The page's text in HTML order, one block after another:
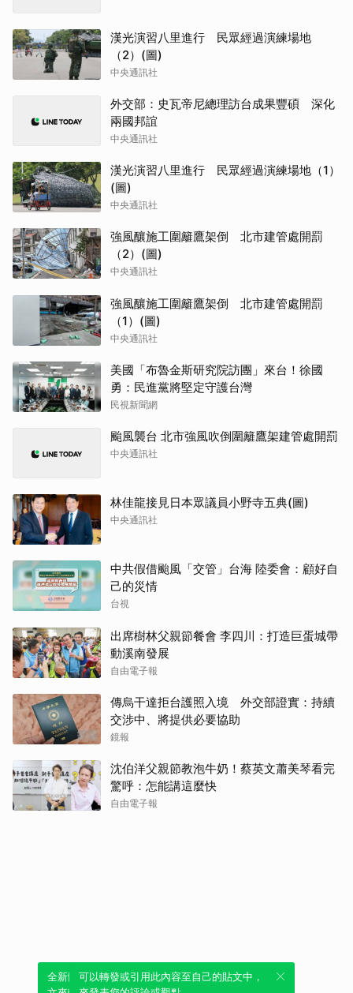
漢光演習八里進行 民眾經過演練場地
（2）(圖)
中央通訊社
外交部：史瓦帝尼總理訪台成果豐碩 深化
兩國邦誼
中央通訊社
漢光演習八里進行 民眾經過演練場地（1）
(圖)
中央通訊社
強風釀施工圍籬鷹架倒 北市建管處開罰
（2）(圖)
中央通訊社
強風釀施工圍籬鷹架倒 北市建管處開罰
（1）(圖)
中央通訊社
美國「布魯金斯研究院訪團」來台！徐國
勇：民進黨將堅定守護台灣
民視新聞網
颱風襲台 北市強風吹倒圍籬鷹架建管處開罰
中央通訊社
林佳龍接見日本眾議員小野寺五典(圖)
中央通訊社
中共假借颱風「交管」台海 陸委會：顧好自
己的災情
台視
出席樹林父親節餐會 李四川：打造巨蛋城帶
動溪南發展
自由電子報
傳烏干達拒台護照入境 外交部證實：持續
交涉中、將提供必要協助
鏡報
沈伯洋父親節教泡牛奶！蔡英文蕭美琴看完
驚呼：怎能講這麼快
自由電子報
全新體驗！一鍵引用此內容，透過發布貼
可以轉發或引用此內容至自己的貼文中，